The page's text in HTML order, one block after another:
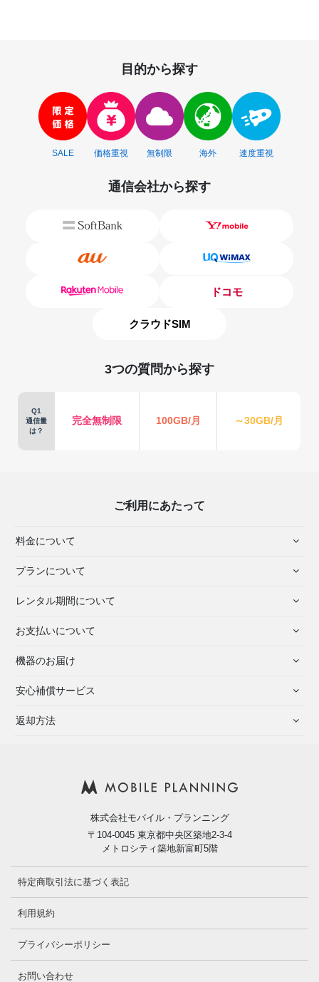
目的から探す
SALE 価格重視 無制限 海外 速度重視
通信会社から探す
ドコモ
クラウドSIM
3つの質問から探す
Q1
通信量
は？
完全無制限 100GB/月 ～30GB/月
ご利用にあたって
料金について
プランについて
レンタル期間について
お支払いについて
機器のお届け
安心補償サービス
返却方法
株式会社モバイル・プランニング
〒104-0045 東京都中央区築地2-3-4
メトロシティ築地新富町5階
特定商取引法に基づく表記
利用規約
プライバシーポリシー
お問い合わせ